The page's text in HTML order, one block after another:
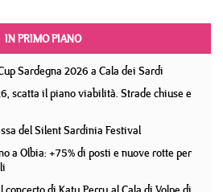
IN PRIMO PIANO
Sardegna 2026 a Cala dei Sardi
scatta il piano viabilità. Strade chiuse e
del Silent Sardinia Festival
a Olbia: +75% di posti e nuove rotte per